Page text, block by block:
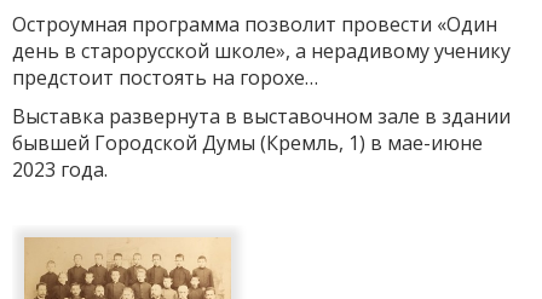
Остроумная программа позволит провести «Один
день в старорусской школе», а нерадивому ученику
предстоит постоять на горохе…
Выставка развернута в выставочном зале в здании
бывшей Городской Думы (Кремль, 1) в мае-июне
2023 года.